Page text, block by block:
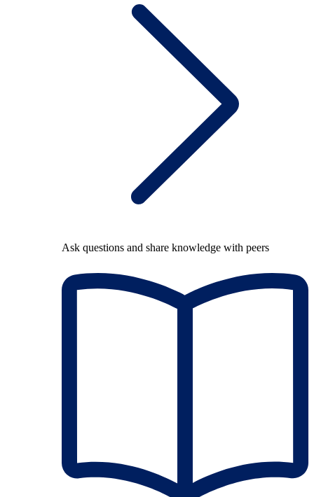
Ask questions and share knowledge with peers